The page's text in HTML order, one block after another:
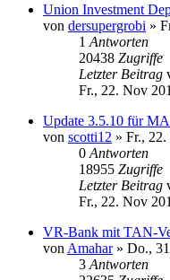
Union Investment
von dersupergrobi »
1 Antworten
20438 Zugriffe
Letzter Beitrag
Fr., 22. Nov
Update 3.5.10 für
von scotti12 » Fr.,
0 Antworten
18955 Zugriffe
Letzter Beitrag
Fr., 22. Nov
VR-Bank mit TAN-
von Amahar» Do.,
3 Antworten